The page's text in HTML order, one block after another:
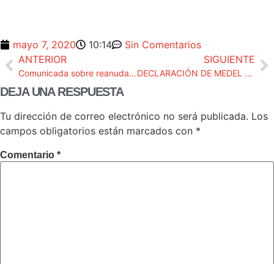
mayo 7, 2020 10:14
Sin Comentarios
ANTERIOR
Comunicada sobre reanudación actividad judicial
SIGUIENTE
DECLARACIÓN DE MEDEL SOBRE LA DECISIÓN DEL TRIBUNAL CONSTITUCIONAL ALEMÁN DE 5 DE MAYO DE 2020.
DEJA UNA RESPUESTA
Tu dirección de correo electrónico no será publicada. Los
campos obligatorios están marcados con *
Comentario *